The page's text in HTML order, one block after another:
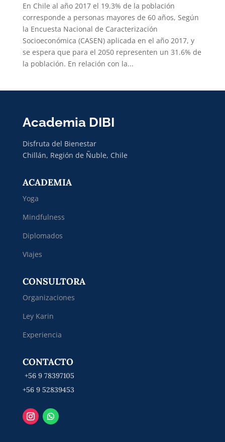
En Chile al año 2017 el 19.3% de la población
corresponde a personas mayores de 60 años, Según
la Encuesta Nacional de Caracterización
Socioeconómica (CASEN) aplicada en el año 2017, y
se espera que para el 2050 representen un 31.6% de
la población. En relación con la...
Academia DIBI
Disfruta del Bienestar
Chillán, Región de Ñuble, Chile
ACADEMIA
Yoga
Mindfulness
Diplomados
VIajes
CONSULTORA
Organizaciones
Ley Karin
Experiencia
CONTACTO
+56 9 78397105
+56 9 52839453